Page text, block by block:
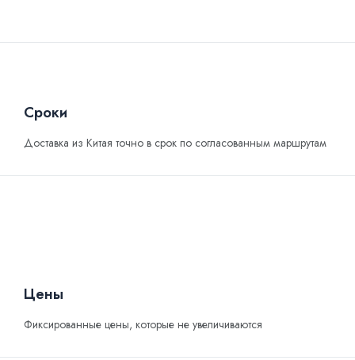
Сроки
Доставка из Китая точно в срок по согласованным маршрутам
Цены
Фиксированные цены, которые не увеличиваются